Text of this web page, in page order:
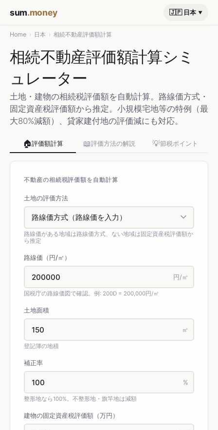
sum.money 🇯🇵 日本
Home › 日本 › 相続不動産評価額計算
相続不動産評価額計算シミ
ュレーター
土地・建物の相続税評価額を自動計算。路線価方式・
固定資産税評価額から推定。小規模宅地等の特例（最
大80%減額）、貸家建付地の評価減にも対応。
🏠評価額計算 📖評価方法の解説 💡節税ポイント
不動産の相続税評価額を自動計算
土地の評価方法
路線価がある地域は路線価方式、ない地域は固定資産税評価額か
ら推定
路線価（円/㎡）
円/㎡
国税庁の路線価図で確認。例: 200D = 200,000円/㎡
土地面積
㎡
登記簿の地積
補正率
%
整形地なら100%。不整形地・旗竿地は減額
建物の固定資産税評価額（万円）